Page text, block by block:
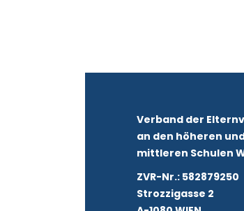
Verband der
an den höheren
mittleren Schulen
ZVR-Nr.: 582879250
Strozzigasse 2